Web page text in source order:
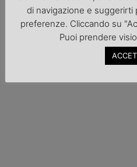
di navigazione e
preferenze. Cliccando su
Puoi prendere